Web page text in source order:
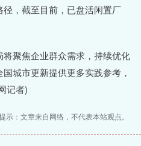
，截至目前，已盘活闲置厂
聚焦企业群众需求，持续优化
城市更新提供更多实践参考，
记者)
示：文章来自网络，不代表本站观点。